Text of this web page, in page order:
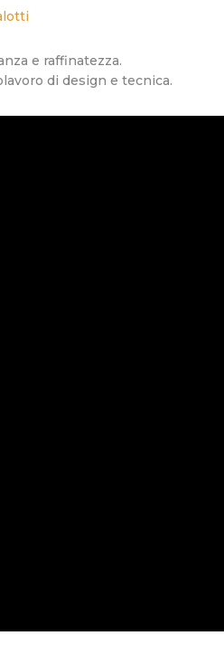
e raffinatezza.
di design e tecnica.